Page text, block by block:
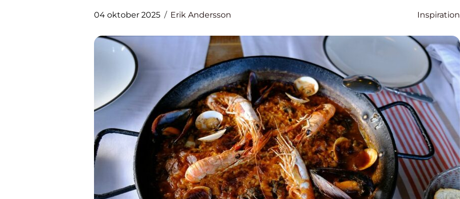
04 oktober 2025 Erik Andersson Inspiration